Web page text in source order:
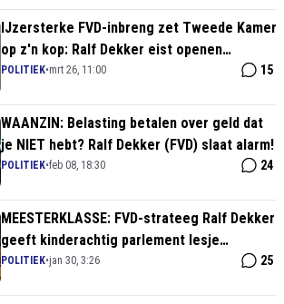
IJzersterke FVD-inbreng zet Tweede Kamer
op z'n kop: Ralf Dekker eist openen
Gronings gas en keiharde neutraliteit
POLITIEK•mrt 26, 11:00 15
WAANZIN: Belasting betalen over geld dat
je NIET hebt? Ralf Dekker (FVD) slaat alarm!
POLITIEK•feb 08, 18:30 24
MEESTERKLASSE: FVD-strateeg Ralf Dekker
geeft kinderachtig parlement lesje
Realpolitik (en ze worden HELEMAAL gek!)
POLITIEK•jan 30, 3:26 25